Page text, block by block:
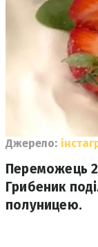
Джерело:
Переможець
Грибеник
полуницею.